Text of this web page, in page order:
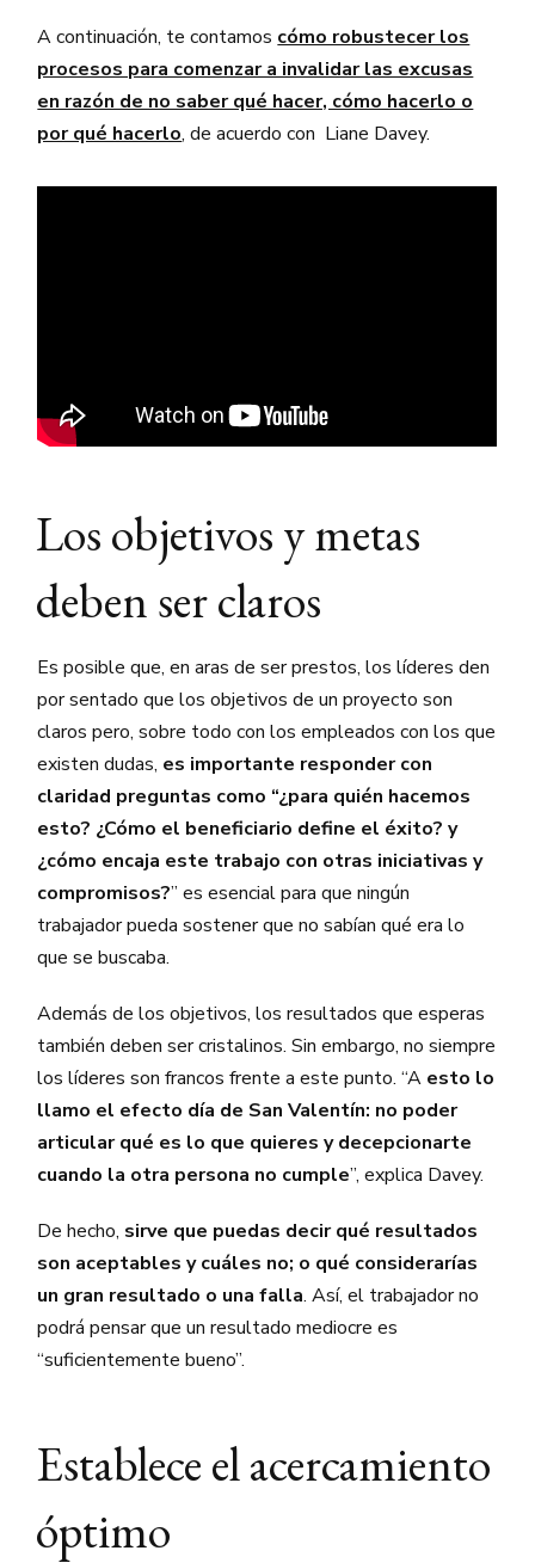
A continuación, te contamos cómo robustecer los
procesos para comenzar a invalidar las excusas
en razón de no saber qué hacer, cómo hacerlo o
por qué hacerlo, de acuerdo con Liane Davey.
Los objetivos y metas
deben ser claros
Es posible que, en aras de ser prestos, los líderes den
por sentado que los objetivos de un proyecto son
claros pero, sobre todo con los empleados con los que
existen dudas, es importante responder con
claridad preguntas como “¿para quién hacemos
esto? ¿Cómo el beneficiario define el éxito? y
¿cómo encaja este trabajo con otras iniciativas y
compromisos?” es esencial para que ningún
trabajador pueda sostener que no sabían qué era lo
que se buscaba.
Además de los objetivos, los resultados que esperas
también deben ser cristalinos. Sin embargo, no siempre
los líderes son francos frente a este punto. “A esto lo
llamo el efecto día de San Valentín: no poder
articular qué es lo que quieres y decepcionarte
cuando la otra persona no cumple”, explica Davey.
De hecho, sirve que puedas decir qué resultados
son aceptables y cuáles no; o qué considerarías
un gran resultado o una falla. Así, el trabajador no
podrá pensar que un resultado mediocre es
“suficientemente bueno”.
Establece el acercamiento
óptimo